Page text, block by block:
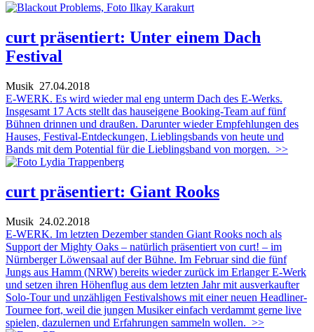
curt präsentiert: Unter einem Dach
Festival
Musik 27.04.2018
E-WERK. Es wird wieder mal eng unterm Dach des E-Werks.
Insgesamt 17 Acts stellt das hauseigene Booking-Team auf fünf
Bühnen drinnen und draußen. Darunter wieder Empfehlungen des
Hauses, Festival-Entdeckungen, Lieblingsbands von heute und
Bands mit dem Potential für die Lieblingsband von morgen. >>
curt präsentiert: Giant Rooks
Musik 24.02.2018
E-WERK. Im letzten Dezember standen Giant Rooks noch als
Support der Mighty Oaks – natürlich präsentiert von curt! – im
Nürnberger Löwensaal auf der Bühne. Im Februar sind die fünf
Jungs aus Hamm (NRW) bereits wieder zurück im Erlanger E-Werk
und setzen ihren Höhenflug aus dem letzten Jahr mit ausverkaufter
Solo-Tour und unzähligen Festivalshows mit einer neuen Headliner-
Tournee fort, weil die jungen Musiker einfach verdammt gerne live
spielen, dazulernen und Erfahrungen sammeln wollen. >>